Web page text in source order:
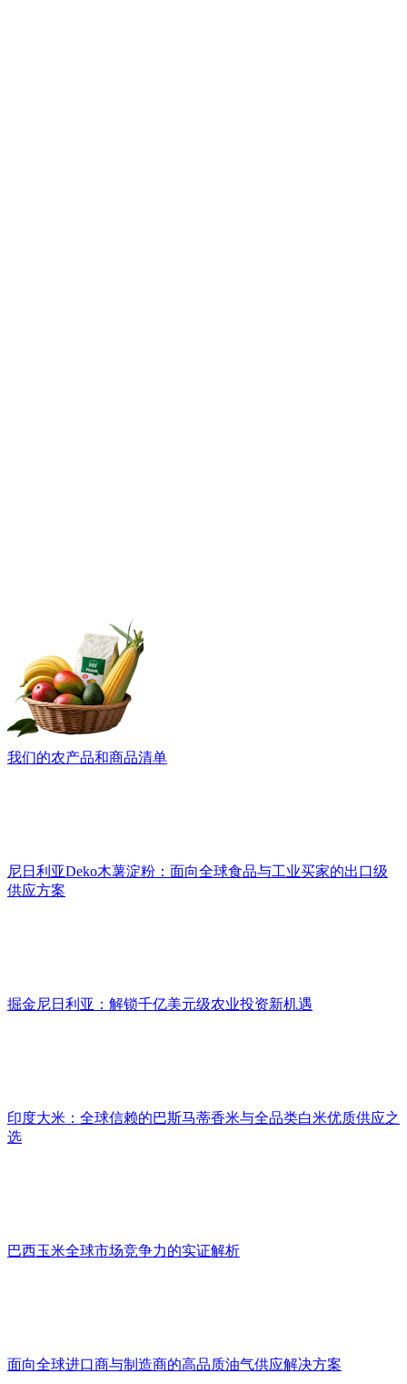
我们的农产品和商品清单
尼日利亚Deko木薯淀粉：面向全球食品与工业买家的出口级
供应方案
掘金尼日利亚：解锁千亿美元级农业投资新机遇
印度大米：全球信赖的巴斯马蒂香米与全品类白米优质供应之
选
巴西玉米全球市场竞争力的实证解析
面向全球进口商与制造商的高品质油气供应解决方案